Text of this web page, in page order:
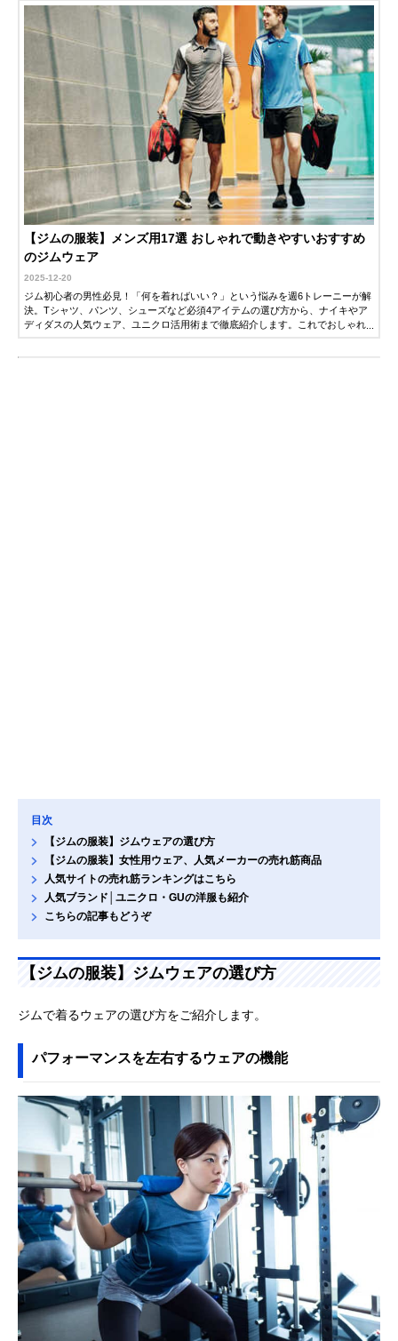
【ジムの服装】メンズ用17選 おしゃれで動きやすいおすすめ
のジムウェア
2025-12-20
ジム初心者の男性必見！「何を着ればいい？」という悩みを週6トレーニーが解
決。Tシャツ、パンツ、シューズなど必須4アイテムの選び方から、ナイキやア
ディダスの人気ウェア、ユニクロ活用術まで徹底紹介します。これでおしゃれ
目次
【ジムの服装】ジムウェアの選び方
【ジムの服装】女性用ウェア、人気メーカーの売れ筋商品
人気サイトの売れ筋ランキングはこちら
人気ブランド│ユニクロ・GUの洋服も紹介
こちらの記事もどうぞ
【ジムの服装】ジムウェアの選び方
ジムで着るウェアの選び方をご紹介します。
パフォーマンスを左右するウェアの機能